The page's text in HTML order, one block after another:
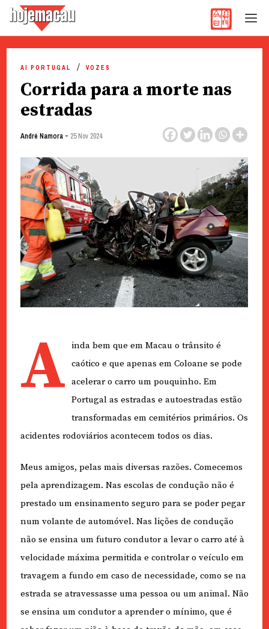
content
AI PORTUGAL VOZES
Corrida para a morte nas
estradas
André Namora- 25 Nov 2024
A
inda bem que em Macau o trânsito é
caótico e que apenas em Coloane se pode
acelerar o carro um pouquinho. Em
Portugal as estradas e autoestradas estão
transformadas em cemitérios primários. Os
acidentes rodoviários acontecem todos os dias.
Meus amigos, pelas mais diversas razões. Comecemos
pela aprendizagem. Nas escolas de condução não é
prestado um ensinamento seguro para se poder pegar
num volante de automóvel. Nas lições de condução
não se ensina um futuro condutor a levar o carro até à
velocidade máxima permitida e controlar o veículo em
travagem a fundo em caso de necessidade, como se na
estrada se atravessasse uma pessoa ou um animal. Não
se ensina um condutor a aprender o mínimo, que é